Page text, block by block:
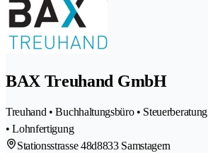
BAX Treuhand GmbH
Treuhand • Buchhaltungsbüro •
• Lohnfertigung
Stationsstrasse 48d8833 Samstagern